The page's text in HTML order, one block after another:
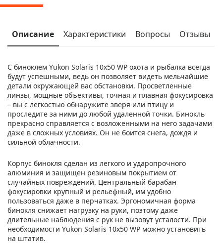
Описание Характеристики Вопросы Отзывы
С биноклем Yukon Solaris 10x50 WP охота и рыбалка всегда
будут успешными, ведь он позволяет видеть мельчайшие
детали окружающей вас обстановки. Просветленные
линзы, мощные объективы, точная и плавная фокусировка
– вы с легкостью обнаружите зверя или птицу и
проследите за ними до любой удаленной точки. Бинокль
прекрасно справляется с возложенными на него задачами
даже в сложных условиях. Он не боится снега, дождя и
сильной облачности.
Корпус бинокля сделан из легкого и ударопрочного
алюминия и защищен резиновым покрытием от
случайных повреждений. Центральный барабан
фокусировки крупный и рельефный, им удобно
пользоваться даже в перчатках. Эргономичная форма
бинокля снижает нагрузку на руки, поэтому даже
длительные наблюдения с рук не вызовут усталости. При
необходимости Yukon Solaris 10x50 WP можно установить
на штатив.